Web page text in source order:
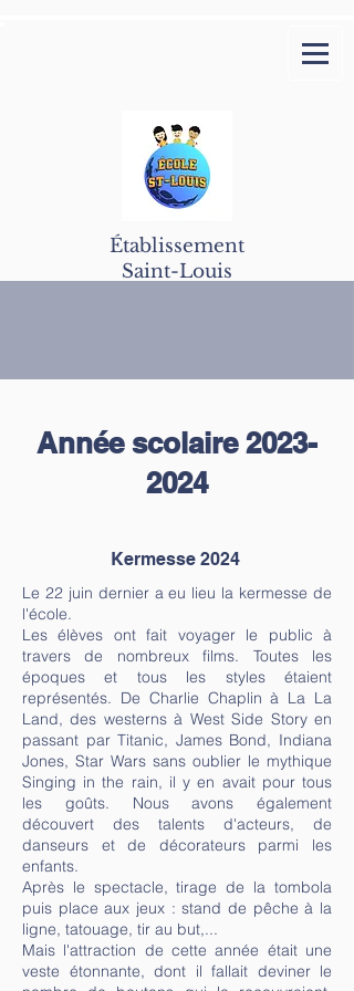
Établissement
Saint-Louis
Année scolaire2023-
2024
Kermesse 2024
Le 22 juin dernier a eu lieu la kermesse de
l'école.
Les élèves ont fait voyager le public à
travers de nombreux films. Toutes les
époques et tous les styles étaient
représentés. De Charlie Chaplin à La La
Land, des westerns à West Side Story en
passant par Titanic, James Bond, Indiana
Jones, Star Wars sans oublier le mythique
Singing in the rain, il y en avait pour tous
les goûts. Nous avons également
découvert des talents d'acteurs, de
danseurs et de décorateurs parmi les
enfants.
Après le spectacle, tirage de la tombola
puis place aux jeux : stand de pêche à la
ligne, tatouage, tir au but,...
Mais l'attraction de cette année était une
veste étonnante, dont il fallait deviner le